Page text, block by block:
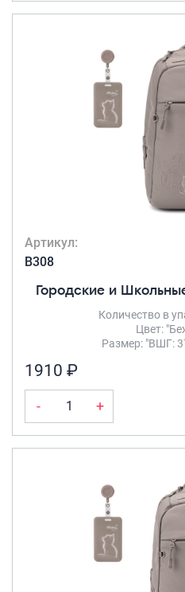
Артикул:
B308
Городские и
Количество в
Цвет:
Размер: "ВШГ:
1910 ₽
- +